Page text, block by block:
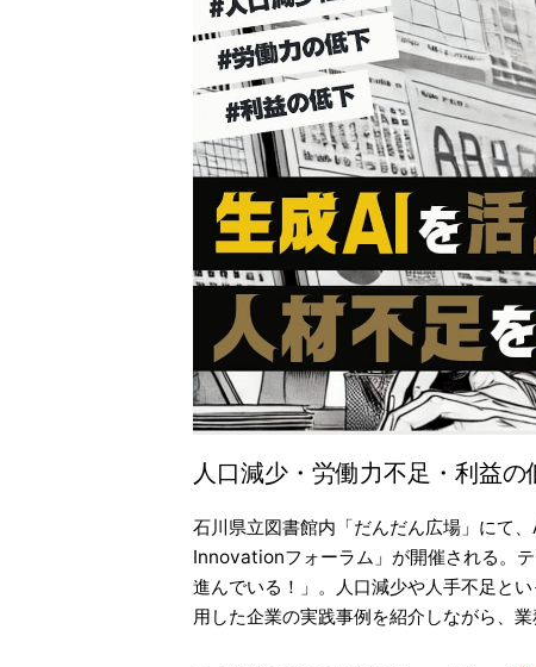
人口減少・労働力不足・利益
石川県立図書館内「だんだん広場」にて
Innovationフォーラム」が開催される。
進んでいる！」。人口減少や人手不足と
用した企業の実践事例を紹介しながら、